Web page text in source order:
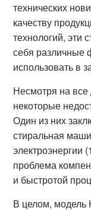
технических
качеству
технологий,
себя различные
использовать в
Несмотря на все
некоторые
Один из них
стиральная
электроэнергии
проблема
и быстротой
В целом, модель